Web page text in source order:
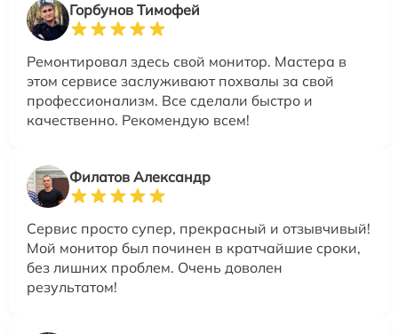
Горбунов Тимофей
Ремонтировал здесь свой монитор. Мастера в
этом сервисе заслуживают похвалы за свой
профессионализм. Все сделали быстро и
качественно. Рекомендую всем!
Филатов Александр
Сервис просто супер, прекрасный и отзывчивый!
Мой монитор был починен в кратчайшие сроки,
без лишних проблем. Очень доволен
результатом!